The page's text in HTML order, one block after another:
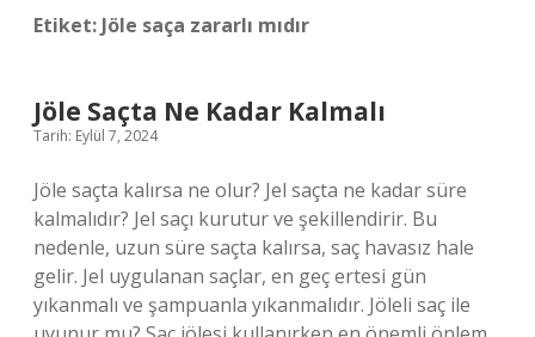
Etiket: Jöle saça zararlı mıdır
Jöle Saçta Ne Kadar Kalmalı
Tarih: Eylül 7, 2024
Jöle saçta kalırsa ne olur? Jel saçta ne kadar süre
kalmalıdır? Jel saçı kurutur ve şekillendirir. Bu
nedenle, uzun süre saçta kalırsa, saç havasız hale
gelir. Jel uygulanan saçlar, en geç ertesi gün
yıkanmalı ve şampuanla yıkanmalıdır. Jöleli saç ile